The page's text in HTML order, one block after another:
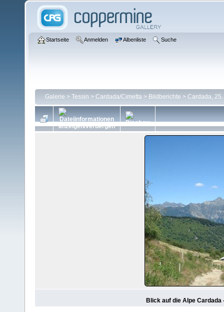
Startseite Anmelden Albenliste Suche
Galerie > Tessin > Cardada/Cimetta > Bildberichte > Cardada,
Blick auf die Alpe